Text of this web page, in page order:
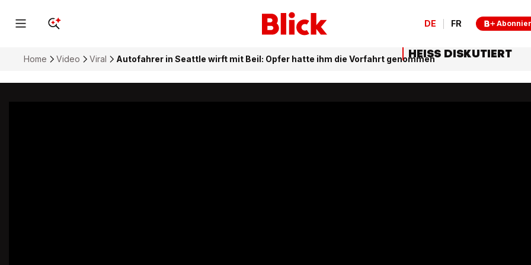
DE FR
Home Video Viral Autofahrer in Seattle wirft mit Beil: Opfer hatte ihm die Vorfahrt genommenHEISS DISKUTIERT